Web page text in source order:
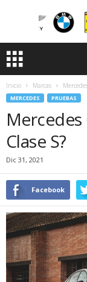
Inicio Marcas
MERCEDES PRUEBAS
Mercedes
Clase S?
Dic 31, 2021
Facebook